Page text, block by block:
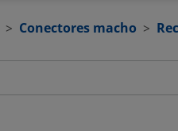
Conectores macho